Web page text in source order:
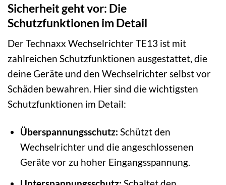
Sicherheit geht vor: Die
Schutzfunktionen im Detail
Der Technaxx Wechselrichter TE13 ist mit
zahlreichen Schutzfunktionen ausgestattet, die
deine Geräte und den Wechselrichter selbst vor
Schäden bewahren. Hier sind die wichtigsten
Schutzfunktionen im Detail:
Überspannungsschutz: Schützt den
Wechselrichter und die angeschlossenen
Geräte vor zu hoher Eingangsspannung.